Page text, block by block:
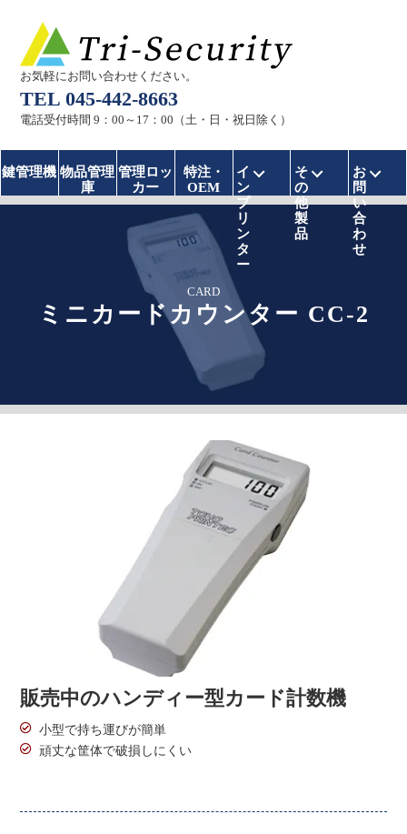
お気軽にお問い合わせください。
TEL 045-442-8663
電話受付時間 9：00～17：00（土・日・祝日除く）
鍵管理機 物品管理
庫
管理ロッ
カー
特注・
OEM
イ
ン
プ
リ
ン
タ
ー
インプリンターのメニ
そ
の
他
製
品
その他製品の
お
問
い
合
わ
せ
お問
CARD
ミニカードカウンター CC-2
販売中のハンディー型カード計数機
小型で持ち運びが簡単
頑丈な筐体で破損しにくい